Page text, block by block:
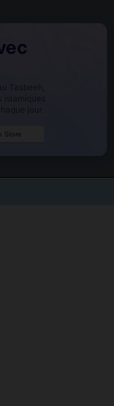
Tasbeeh,
islamiques
jour.
Store